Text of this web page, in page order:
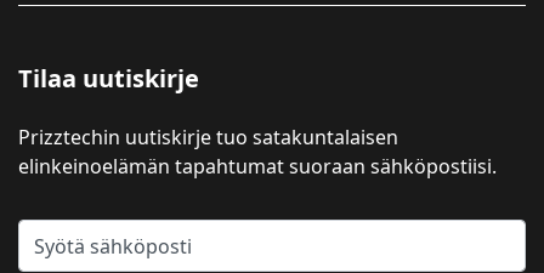
Tilaa uutiskirje
Prizztechin uutiskirje tuo satakuntalaisen
elinkeinoelämän tapahtumat suoraan sähköpostiisi.